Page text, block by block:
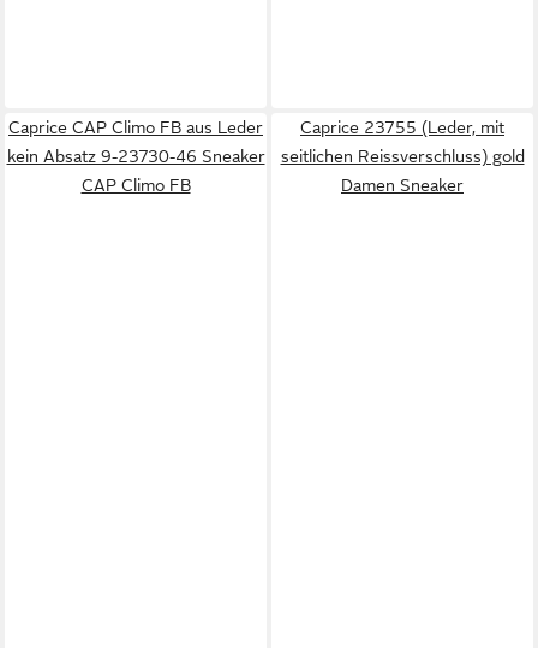
Caprice CAP Climo FB aus Leder
kein Absatz 9-23730-46 Sneaker
CAP Climo FB
Caprice 23755 (Leder, mit
seitlichen Reissverschluss) gold
Damen Sneaker